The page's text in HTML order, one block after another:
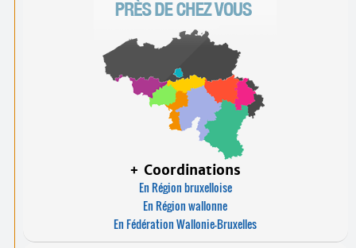
+ Coordinations
En Région bruxelloise
En Région wallonne
En Fédération Wallonie-Bruxelles